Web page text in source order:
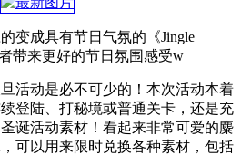
变成具有节日气氛的《Jingle
带来更好的节日氛围感受w
活动是必不可少的！本次活动本着
登陆、打秘境或普通关卡，还是充
诞活动素材！看起来非常可爱的麋
可以用来限时兑换各种素材，包括